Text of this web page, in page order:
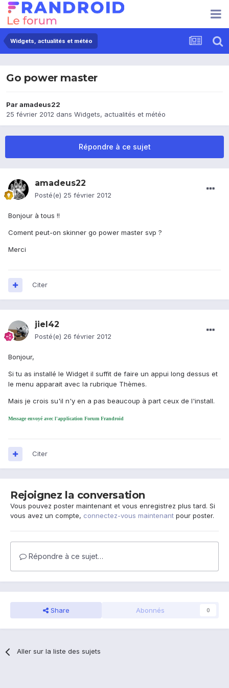
Widgets, actualités et météo
Go power master
Paramadeus22
25 février 2012 dans Widgets, actualités et météo
Répondre à ce sujet
amadeus22
Posté(e) 25 février 2012
Bonjour à tous !!
Coment peut-on skinner go power master svp ?
Merci
Citer
jiel42
Posté(e) 26 février 2012
Bonjour,
Si tu as installé le Widget il suffit de faire un appui long dessus et
le menu apparait avec la rubrique Thèmes.
Mais je crois su'il n'y en a pas beaucoup à part ceux de l'install.
Message envoyé avec l'application Forum Frandroid
Citer
Rejoignez la conversation
Vous pouvez poster maintenant et vous enregistrez plus tard. Si
vous avez un compte, connectez-vous maintenant pour poster.
Répondre à ce sujet…
Share Abonnés 0
Aller sur la liste des sujets